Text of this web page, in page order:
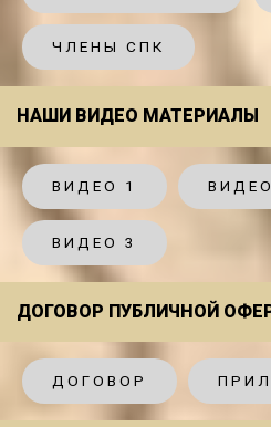
ЧЛЕНЫ СПК
НАШИ ВИДЕО МАТЕРИАЛЫ
ВИДЕО 1
ВИДЕО 3
ДОГОВОР ПУБЛИЧНОЙ
ДОГОВОР